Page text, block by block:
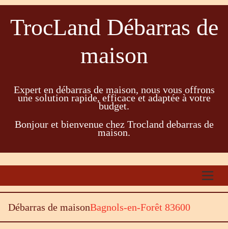
TrocLand Débarras de
maison
Expert en débarras de maison, nous vous offrons
une solution rapide, efficace et adaptée à votre
budget.
Bonjour et bienvenue chez Trocland debarras de
maison.
Débarras de maisonBagnols-en-Forêt 83600